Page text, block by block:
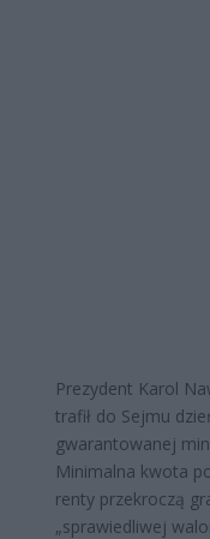
Prezydent Karol
trafił do Sejmu
gwarantowanej
Minimalna kwota
renty przekroczą
„sprawiedliwej